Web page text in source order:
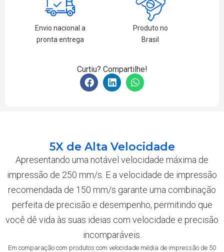
Envio nacional a
pronta entrega
Produto no
Brasil
Curtiu? Compartilhe!
5X de Alta Velocidade
Apresentando uma notável velocidade máxima de
impressão de 250 mm/s. E a velocidade de impressão
recomendada de 150 mm/s garante uma combinação
perfeita de precisão e desempenho, permitindo que
você dê vida às suas ideias com velocidade e precisão
incomparáveis.
Em comparação com produtos com velocidade média de impressão de 50